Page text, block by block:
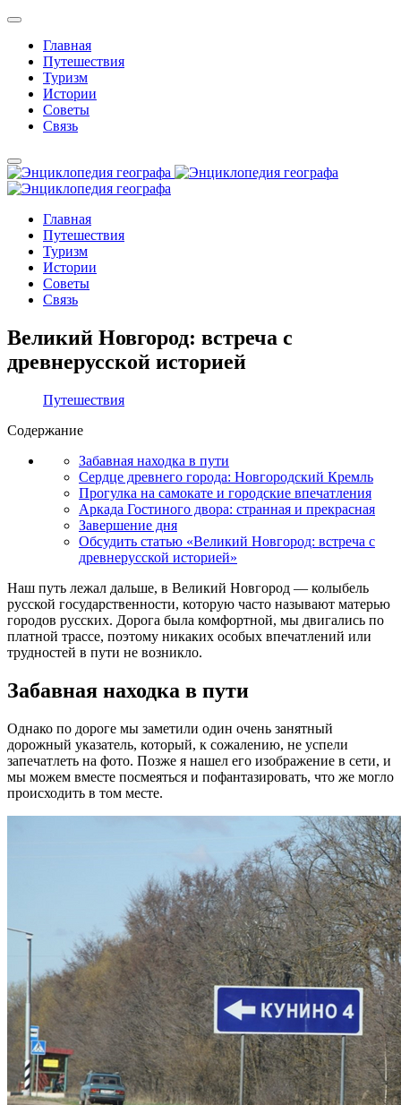
Главная
Путешествия
Туризм
Истории
Советы
Связь
Главная
Путешествия
Туризм
Истории
Советы
Связь
Великий Новгород: встреча с
древнерусской историей
Путешествия
Содержание
Забавная находка в пути
Сердце древнего города: Новгородский Кремль
Прогулка на самокате и городские впечатления
Аркада Гостиного двора: странная и прекрасная
Завершение дня
Обсудить статью «Великий Новгород: встреча с
древнерусской историей»
Наш путь лежал дальше, в Великий Новгород — колыбель
русской государственности, которую часто называют матерью
городов русских. Дорога была комфортной, мы двигались по
платной трассе, поэтому никаких особых впечатлений или
трудностей в пути не возникло.
Забавная находка в пути
Однако по дороге мы заметили один очень занятный
дорожный указатель, который, к сожалению, не успели
запечатлеть на фото. Позже я нашел его изображение в сети, и
мы можем вместе посмеяться и пофантазировать, что же могло
происходить в том месте.